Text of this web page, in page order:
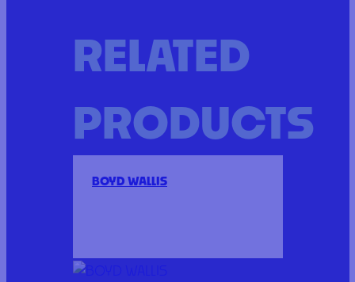
RELATED
PRODUCTS
BOYD WALLIS